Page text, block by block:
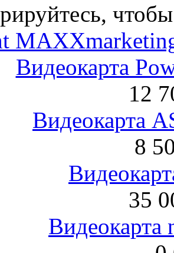
Видеокарта
12
Видеокарта
8
35
Видеокарта